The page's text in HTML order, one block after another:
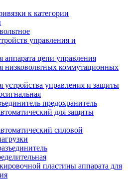
к категории
управления и
аппарата цепи управления
низковольтных коммутационных
устройства управления и защиты
предохранитель
для защиты
силовой
пластины аппарата для